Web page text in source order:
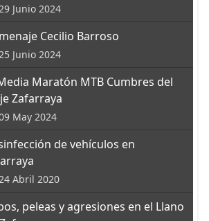
29 Junio 2024
Cecilio Barroso
25 Junio 2024
Maratón MTB Cumbres del
Zafarraya
May 2024
de vehículos en
24 Abril 2020
peleas y agresiones en el Llano